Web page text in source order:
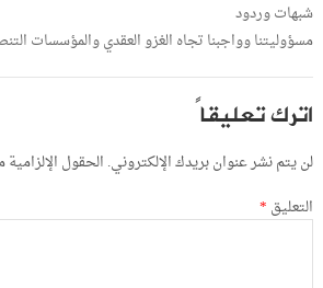
شبهات وردود
مسؤوليتنا وواجبنا تجاه الغزو العقدي والمؤسسات
اترك تعليقاً
لن يتم نشر عنوان بريدك الإلكتروني. الحقول الإلزامية
التعليق *